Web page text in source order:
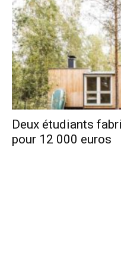
Deux étudiants
pour 12 000 euros